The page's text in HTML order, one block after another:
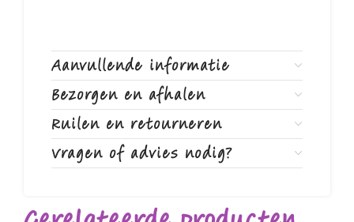
Aanvullende informatie
Bezorgen en afhalen
Ruilen en retourneren
Vragen of advies nodig?